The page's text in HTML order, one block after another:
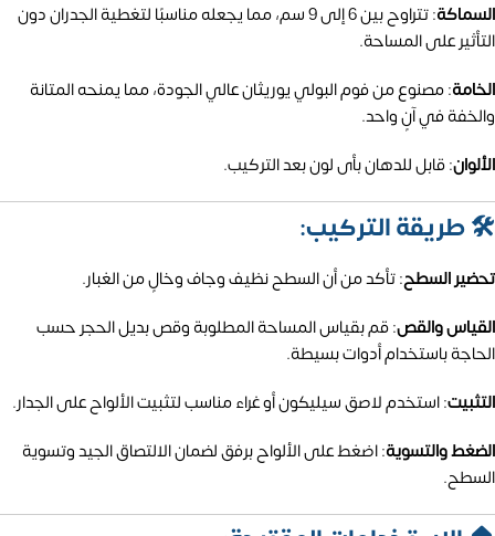
السماكة:
تتراوح بين 6 إلى 9 سم، مما يجعله مناسبًا لتغطية الجدران دون
التأثير على المساحة.
الخامة:مصنوع من فوم البولي يوريثان عالي الجودة، مما يمنحه المتانة
والخفة في آنٍ واحد.
الألوان: قابل للدهان بأى لون بعد التركيب.
🛠️ طريقة التركيب:
تحضير السطح:تأكد من أن السطح نظيف وجاف وخالٍ من الغبار.
القياس والقص:قم بقياس المساحة المطلوبة وقص بديل الحجر حسب
الحاجة باستخدام أدوات بسيطة.
التثبيت:استخدم لاصق سيليكون أو غراء مناسب لتثبيت الألواح على الجدار.
الضغط والتسوية:اضغط على الألواح برفق لضمان الالتصاق الجيد وتسوية
السطح.